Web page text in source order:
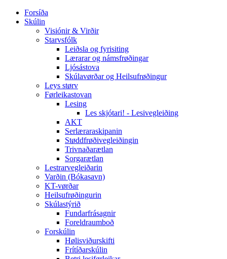
Forsíða
Skúlin
Visiónir & Virðir
Starvsfólk
Leiðsla og fyrisiting
Lærarar og námsfrøðingar
Ljósástova
Skúlavørðar og Heilsufrøðingur
Leys størv
Førleikastovan
Lesing
Les skjótari! - Lesivegleiðing
AKT
Serlæraraskipanin
Støddfrøðivegleiðingin
Trivnaðarætlan
Sorgarætlan
Lestrarvegleiðarin
Varðin (Bókasavn)
KT-vørðar
Heilsufrøðingurin
Skúlastýrið
Fundarfrásagnir
Foreldraumboð
Forskúlin
Hølisviðurskifti
Frítíðarskúlin